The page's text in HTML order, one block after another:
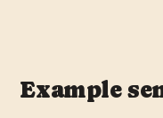
Example